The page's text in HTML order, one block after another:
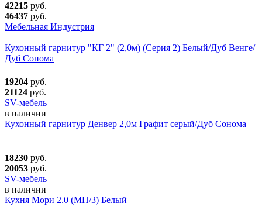
42215 руб.
46437 руб.
Мебельная Индустрия
Кухонный гарнитур "КГ 2" (2,0м) (Серия 2) Белый/Дуб Венге/
Дуб Сонома
19204 руб.
21124 руб.
SV-мебель
в наличии
Кухонный гарнитур Денвер 2,0м Графит серый/Дуб Сонома
18230 руб.
20053 руб.
SV-мебель
в наличии
Кухня Мори 2.0 (МП/3) Белый